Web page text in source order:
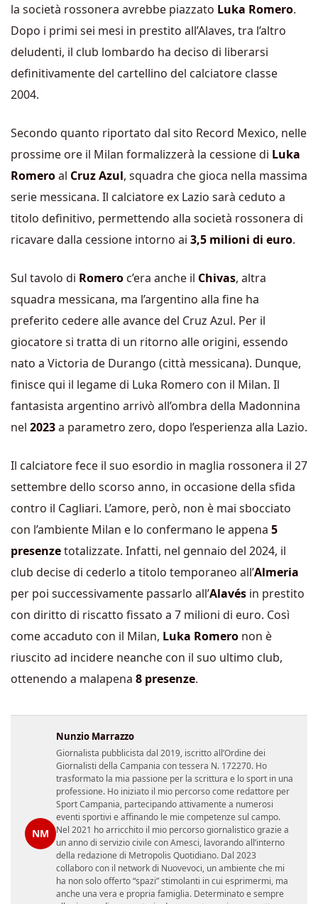
la società rossonera avrebbe piazzato Luka Romero.
Dopo i primi sei mesi in prestito all’Alaves, tra l’altro
deludenti, il club lombardo ha deciso di liberarsi
definitivamente del cartellino del calciatore classe
2004.
Secondo quanto riportato dal sito Record Mexico, nelle
prossime ore il Milan formalizzerà la cessione di Luka
Romeroal Cruz Azul, squadra che gioca nella massima
serie messicana. Il calciatore ex Lazio sarà ceduto a
titolo definitivo, permettendo alla società rossonera di
ricavare dalla cessione intorno ai 3,5 milioni di euro.
Sul tavolo di Romero c’era anche il Chivas, altra
squadra messicana, ma l’argentino alla fine ha
preferito cedere alle avance del Cruz Azul. Per il
giocatore si tratta di un ritorno alle origini, essendo
nato a Victoria de Durango (città messicana). Dunque,
finisce qui il legame di Luka Romero con il Milan. Il
fantasista argentino arrivò all’ombra della Madonnina
nel 2023a parametro zero, dopo l’esperienza alla Lazio.
Il calciatore fece il suo esordio in maglia rossonera il 27
settembre dello scorso anno, in occasione della sfida
contro il Cagliari. L’amore, però, non è mai sbocciato
con l’ambiente Milan e lo confermano le appena 5
presenzetotalizzate. Infatti, nel gennaio del 2024, il
club decise di cederlo a titolo temporaneo all’Almeria
per poi successivamente passarlo all’Alavés in prestito
con diritto di riscatto fissato a 7 milioni di euro. Così
come accaduto con il Milan, Luka Romero non è
riuscito ad incidere neanche con il suo ultimo club,
ottenendo a malapena 8 presenze.
NM
Nunzio Marrazzo
Giornalista pubblicista dal 2019, iscritto all’Ordine dei
Giornalisti della Campania con tessera N. 172270. Ho
trasformato la mia passione per la scrittura e lo sport in una
professione. Ho iniziato il mio percorso come redattore per
Sport Campania, partecipando attivamente a numerosi
eventi sportivi e affinando le mie competenze sul campo.
Nel 2021 ho arricchito il mio percorso giornalistico grazie a
un anno di servizio civile con Amesci, lavorando all’interno
della redazione di Metropolis Quotidiano. Dal 2023
collaboro con il network di Nuovevoci, un ambiente che mi
ha non solo offerto “spazi” stimolanti in cui esprimermi, ma
anche una vera e propria famiglia. Determinato e sempre